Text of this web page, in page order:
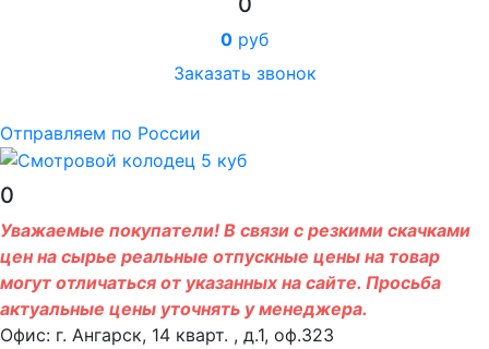
0 руб
Заказать звонок
Отправляем по России
0
Уважаемые покупатели! В связи с резкими скачками
цен на сырье реальные отпускные цены на товар
могут отличаться от указанных на сайте. Просьба
актуальные цены уточнять у менеджера.
Офис: г. Ангарск, 14 кварт. , д.1, оф.323